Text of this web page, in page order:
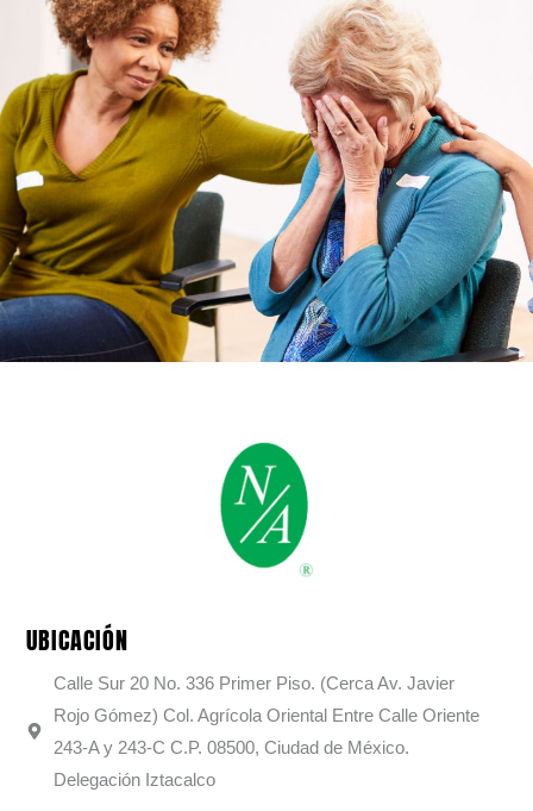
UBICACIÓN
Calle Sur 20 No. 336 Primer Piso. (Cerca Av. Javier
Rojo Gómez) Col. Agrícola Oriental Entre Calle Oriente
243-A y 243-C C.P. 08500, Ciudad de México.
Delegación Iztacalco